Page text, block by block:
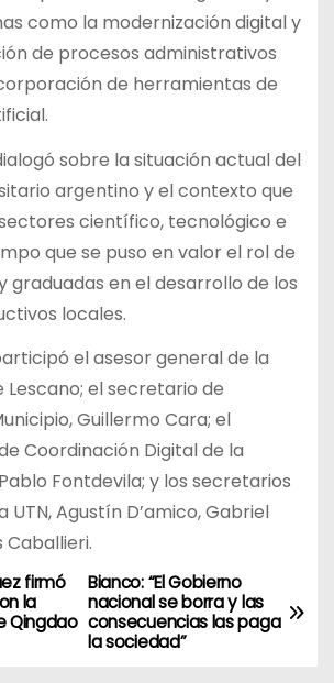
como la modernización digital y
de procesos administrativos
de herramientas de
sobre la situación actual del
argentino y el contexto que
científico, tecnológico e
que se puso en valor el rol de
graduadas en el desarrollo de los
locales.
el asesor general de la
Lescano; el secretario de
Guillermo Cara; el
Coordinación Digital de la
Fontdevila; y los secretarios
UTN, Agustín D’amico, Gabriel
Caballieri.
Bianco: “El Gobierno
nacional se borra y las
consecuencias las paga
la sociedad”
firmó
la
Qingdao